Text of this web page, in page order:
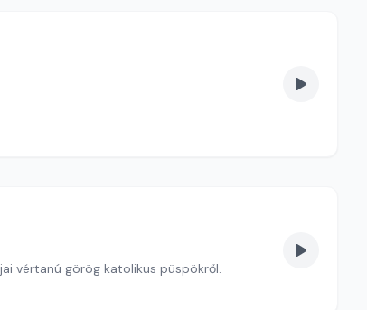
vértanú görög katolikus püspökről.